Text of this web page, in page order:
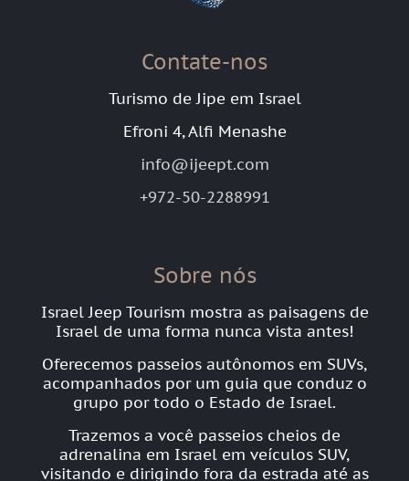
Contate-nos
Turismo de Jipe em Israel
Efroni 4, Alfi Menashe
info@ijeept.com
+972-50-2288991
Sobre nós
Israel Jeep Tourism mostra as paisagens de
Israel de uma forma nunca vista antes!
Oferecemos passeios autônomos em SUVs,
acompanhados por um guia que conduz o
grupo por todo o Estado de Israel.
Trazemos a você passeios cheios de
adrenalina em Israel em veículos SUV,
visitando e dirigindo fora da estrada até as